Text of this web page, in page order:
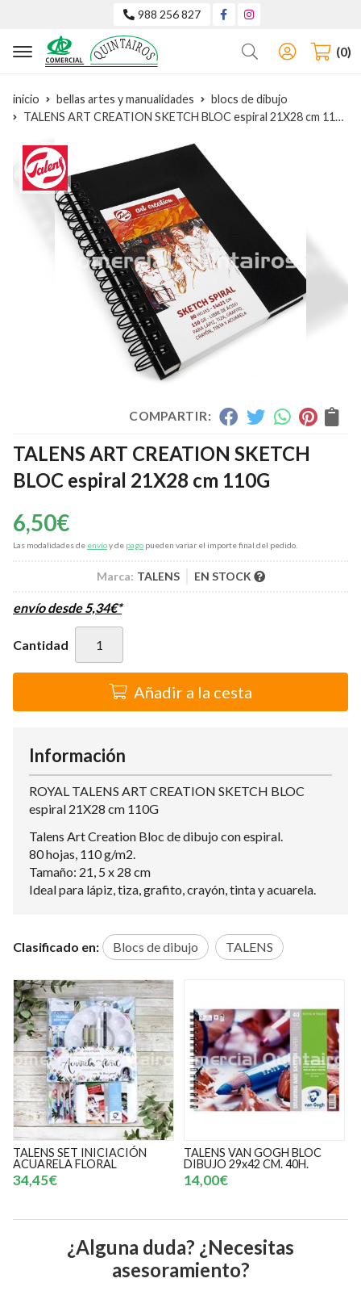
988 256 827
Buscar 0
inicio bellas artes y manualidades
blocs de dibujo
TALENS ART CREATION SKETCH BLOC espiral 21X28 cm 110G
COMPARTIR:
TALENS ART CREATION SKETCH
BLOC espiral 21X28 cm 110G
6,50€
Las modalidades de envíoy de pago pueden variar el importe final del pedido.
Marca: TALENS EN STOCK
envío desde5,34€*
Cantidad
Añadir a la cesta
Información
ROYAL TALENS ART CREATION SKETCH BLOC
espiral 21X28 cm 110G
Talens Art Creation Bloc de dibujo con espiral.
80 hojas, 110 g/m2.
Tamaño: 21, 5 x 28 cm
Ideal para lápiz, tiza, grafito, crayón, tinta y acuarela.
Clasificado en: Blocs de dibujo TALENS
TALENS SET INICIACIÓN
ACUARELA FLORAL
34,45€
TALENS VAN GOGH BLOC
DIBUJO 29x42 CM. 40H.
14,00€
¿Alguna duda? ¿Necesitas
asesoramiento?